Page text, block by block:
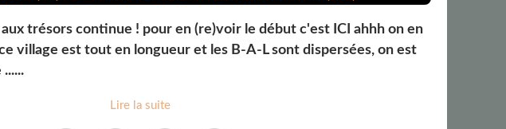
aux trésors continue ! pour en (re)voir le début c'est ICI ahhh on en
village est tout en longueur et les B-A-L sont dispersées, on est
Lire la suite